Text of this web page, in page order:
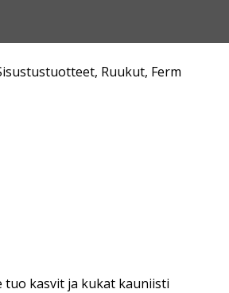
, Ruukut, Ferm
kasvit ja kukat kauniisti